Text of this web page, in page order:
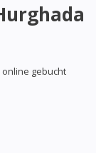
gebucht